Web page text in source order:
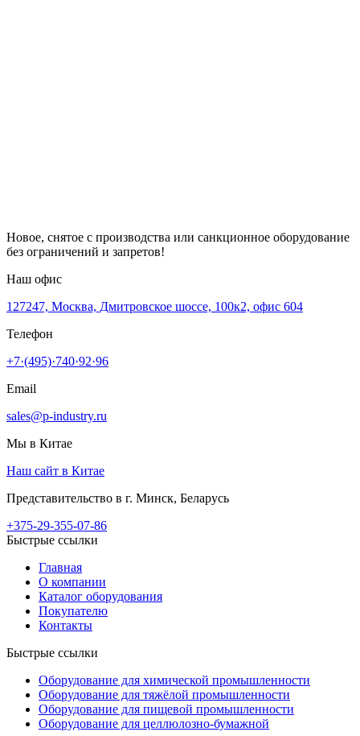
Новое, снятое с производства или санкционное оборудование
без ограничений и запретов!
Наш офис
127247, Москва, Дмитровское шоссе, 100к2, офис 604
Телефон
+7·(495)·740·92·96
Email
sales@p-industry.ru
Мы в Китае
Наш сайт в Китае
Представительство в г. Минск, Беларусь
+375-29-355-07-86
Быстрые ссылки
Главная
О компании
Каталог оборудования
Покупателю
Контакты
Быстрые ссылки
Оборудование для химической промышленности
Оборудование для тяжёлой промышленности
Оборудование для пищевой промышленности
Оборудование для целлюлозно-бумажной